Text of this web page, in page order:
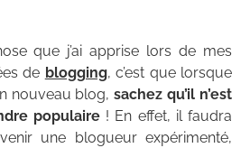
que j’ai apprise lors de mes
de blogging, c’est que lorsque
nouveau blog,sachez qu’il n’est
populaire ! En effet, il faudra
une blogueur expérimenté,